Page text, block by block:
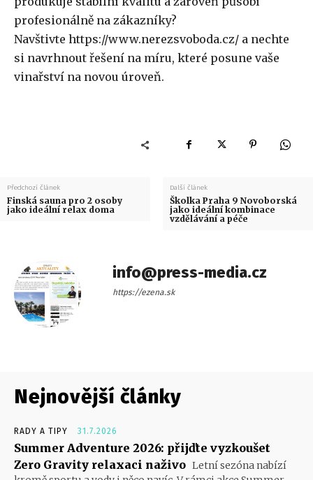
profesionálně na zákazníky?
Navštivte https://www.nerezsvoboda.cz/ a nechte
si navrhnout řešení na míru, které posune vaše
vinařství na novou úroveň.
Předchozí článek
Finská sauna pro 2 osoby
jako ideální relax doma
Další článek
Školka Praha 9 Novoborská
jako ideální kombinace
vzdělávání a péče
info@press-media.cz
https://ezena.sk
Nejnovější články
RADY A TIPY 31.7.2026
Summer Adventure 2026: přijďte vyzkoušet
Zero Gravity relaxaci naživo Letní sezóna nabízí